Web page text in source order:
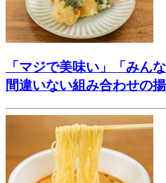
「マジで美味い」「みん
間違いない組み合わせの